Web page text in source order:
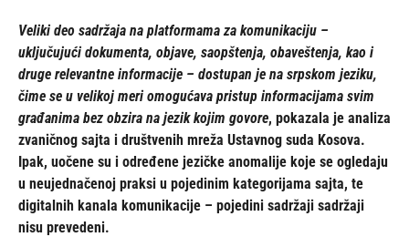
Veliki deo sadržaja na platformama za komunikaciju –
uključujući dokumenta, objave, saopštenja, obaveštenja, kao i
druge relevantne informacije – dostupan je na srpskom jeziku,
čime se u velikoj meri omogućava pristup informacijama svim
građanima bez obzira na jezik kojim govore, pokazala je analiza
zvaničnog sajta i društvenih mreža Ustavnog suda Kosova.
Ipak, uočene su i određene jezičke anomalije koje se ogledaju
u neujednačenoj praksi u pojedinim kategorijama sajta, te
digitalnih kanala komunikacije – pojedini sadržaji sadržaji
nisu prevedeni.